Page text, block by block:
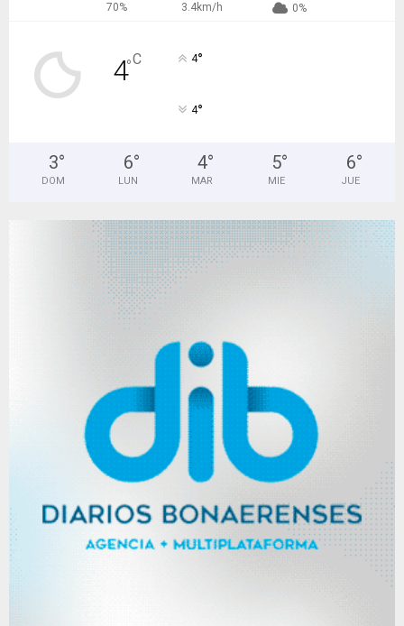
70% 3.4km/h 0%
4°C 4°
4°
3°
DOM
6°
LUN
4°
MAR
5°
MIE
6°
JUE